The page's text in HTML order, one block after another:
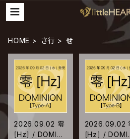
HOME さ行 せ
2026.09.02 零
[Hz] / DOMINI
2026.09.02
[Hz] /